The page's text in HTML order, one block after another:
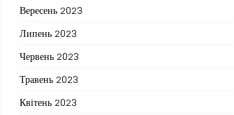
Вересень 2023
Липень 2023
Червень 2023
Травень 2023
Квітень 2023